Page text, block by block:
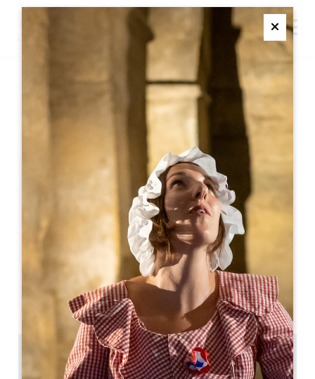
HÔTEL 5 ÉTOILES
SAINT-EMILION
Hôtel 5 étoiles
Saint-Emilion
05 57 55 28 20
お問い合わせ
U字型ルームの収容人数 : 18
劇場収容人数 : 30
3.5 km